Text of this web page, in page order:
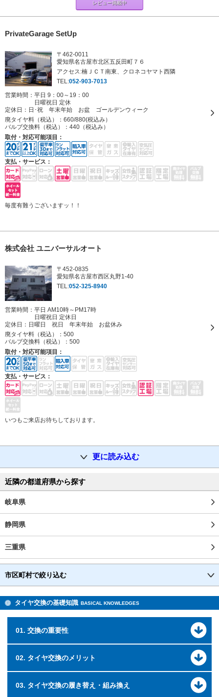
レビュー掲載中
PrivateGarage SetUp
〒462-0011
愛知県名古屋市北区五反田町７６
アクセス:楠ＪＣＴ南東、クロネコヤマト西隣
TEL:052-903-7013
営業時間：平日 9：00～19：00
日曜祝日 定休
定休日： 日･祝 年末年始 お盆 ゴールデンウィーク
廃タイヤ料（税込）： 660/880(税込み）
バルブ交換料（税込）： 440（税込み）
取付・対応可能項目：
支払・サービス：
毎度有難うございますッ！！
株式会社 ユニバーサルオート
〒452-0835
愛知県名古屋市西区丸野1-40
TEL:052-325-8940
営業時間：平日 AM10時～PM17時
日曜祝日 定休日
定休日： 日曜日 祝日 年末年始 お盆休み
廃タイヤ料（税込）： 500
バルブ交換料（税込）： 500
取付・対応可能項目：
支払・サービス：
いつもご来店お待ちしております。
更に読み込む
近隣の都道府県から探す
岐阜県
静岡県
三重県
市区町村で絞り込む
タイヤ交換の基礎知識 BASICAL KNOWLEDGES
01. 交換の重要性
02. タイヤ交換のメリット
03. タイヤ交換の履き替え・組み換え